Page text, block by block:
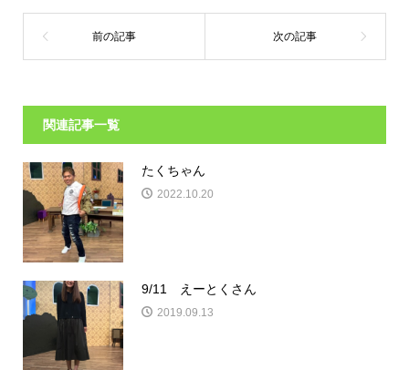
関連記事一覧
たくちゃん
2022.10.20
9/11 えーとくさん
2019.09.13